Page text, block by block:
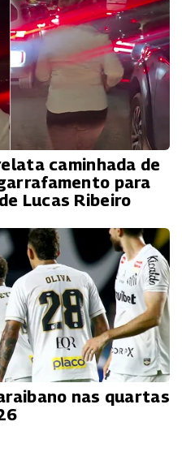
caminhada de
para
Lucas Ribeiro
nas quartas